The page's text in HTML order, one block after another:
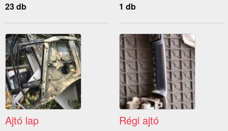
23 db 1 db
Ajtó lap Régi ajtó